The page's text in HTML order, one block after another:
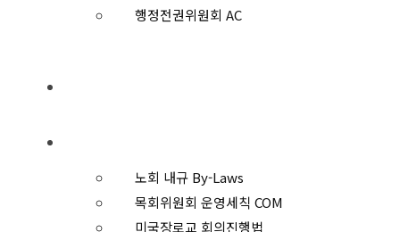
행정전권위원회 AC
노회 내규 By-Laws
목회위원회 운영세칙 COM
미국장로교 회의진행법